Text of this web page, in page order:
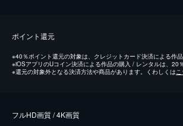
ポイント還元
※40％ポイント還元の対象は、クレジットカード決済による作品
※iOSアプリのUコイン決済による作品の購入 / レンタルは、20
※還元の対象外となる決済方法や商品があります。くわしくは
フルHD画質 / 4K画質